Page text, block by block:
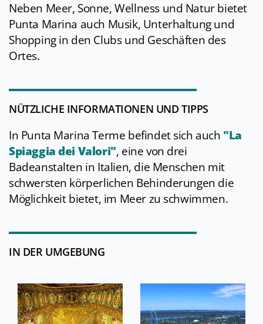
Neben Meer, Sonne, Wellness und Natur bietet
Punta Marina auch Musik, Unterhaltung und
Shopping in den Clubs und Geschäften des
Ortes.
NÜTZLICHE INFORMATIONEN UND TIPPS
In Punta Marina Terme befindet sich auch "La
Spiaggia dei Valori", eine von drei
Badeanstalten in Italien, die Menschen mit
schwersten körperlichen Behinderungen die
Möglichkeit bietet, im Meer zu schwimmen.
IN DER UMGEBUNG